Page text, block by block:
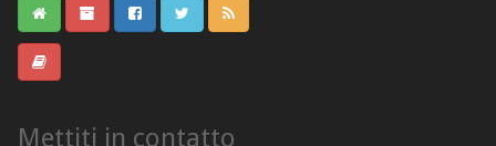
Mettiti in contatto